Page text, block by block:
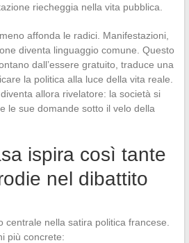
riecheggia nella vita pubblica.
affonda le radici. Manifestazioni,
diventa linguaggio comune. Questo
dall’essere gratuito, traduce una
la politica alla luce della vita reale.
allora rivelatore: la società si
le sue domande sotto il velo della
ispira così tante
nel dibattito
nella satira politica francese.
più concrete: